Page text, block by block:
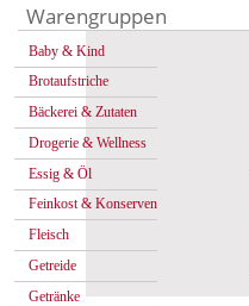
Warengruppen
Baby & Kind
Brotaufstriche
Bäckerei & Zutaten
Drogerie & Wellness
Essig & Öl
Feinkost & Konserven
Fleisch
Getreide
Getränke